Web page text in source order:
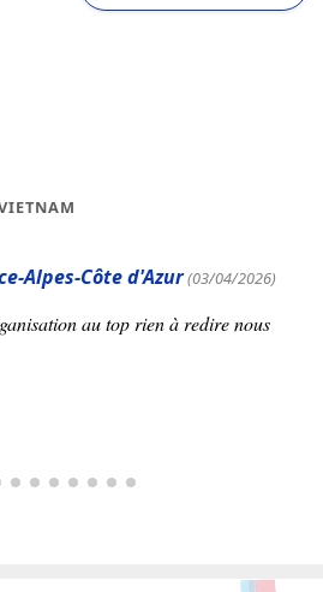
Alpes-Côte d'Azur(03/04/2026)
au top rien à redire nous